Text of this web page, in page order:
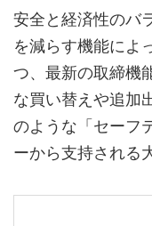
安全と経済性のバ
を減らす機能によ
つ、最新の取締機
な買い替えや追加
のような「セーフ
ーから支持される